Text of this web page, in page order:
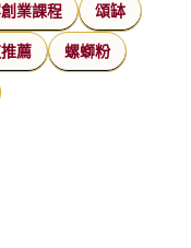
業課程 頌缽
薦 螺螄粉